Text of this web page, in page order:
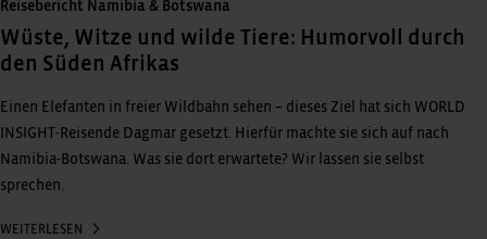
Reisebericht Namibia & Botswana
Wüste, Witze und wilde Tiere: Humorvoll durch
den Süden Afrikas
Einen Elefanten in freier Wildbahn sehen – dieses Ziel hat sich WORLD
INSIGHT-Reisende Dagmar gesetzt. Hierfür machte sie sich auf nach
Namibia-Botswana. Was sie dort erwartete? Wir lassen sie selbst
sprechen.
WEITERLESEN